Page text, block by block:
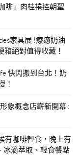
啡」肉桂捲控朝聖
家具展 !療癒奶油
絕對值得收藏！
快閃搬到台北！奶
！
象概念店嶄新開幕 :
有咖啡輕食，晚上有
冰滴萃取、輕食餐點